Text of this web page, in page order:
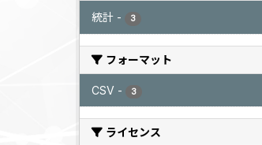
統計 - 3
フォーマット
CSV - 3
ライセンス